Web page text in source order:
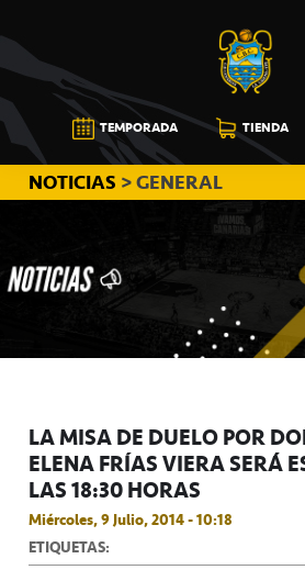
a
la
navegación
principal
al
contenido
principal
a
la
barra
lateral
principal
CB
CANARIAS
TEMPORADA TIENDA
NOTICIAS > GENERAL
LA MISA DE DUELO POR
ELENA FRÍAS VIERA SERÁ
LAS 18:30 HORAS
Miércoles, 9 Julio, 2014 - 10:18
ETIQUETAS: